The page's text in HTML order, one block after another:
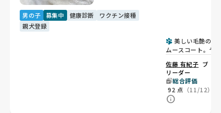
男の子 募集中 健康診断
ワクチン接種
親犬登録
美しい毛艶のス
ムースコート。ヤ
の子💙
佐藤 有紀子 ブ
リーダー
総合評価
92 点 （11/12）